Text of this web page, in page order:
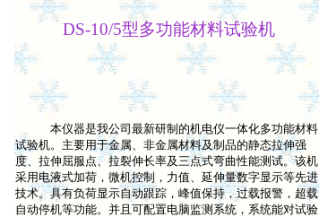
DS-10/5型多功能材料试验机
本仪器是我公司最新研制的机电仪一体化多功能材料
试验机。主要用于金属、非金属材料及制品的静态拉伸强
度、拉伸屈服点、拉裂伸长率及三点式弯曲性能测试。该机
采用电液式加荷，微机控制，力值、延伸量数字显示等先进
技术。具有负荷显示自动跟踪，峰值保持，过载报警，超载
自动停机等功能。并且可配置电脑监测系统，系统能对试验